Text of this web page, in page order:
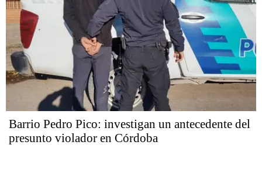
Barrio Pedro Pico: investigan un antecedente del
presunto violador en Córdoba